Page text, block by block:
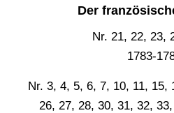
Der
Nr. 21, 22, 23,
1783-
Nr. 3, 4, 5, 6, 7, 10, 11, 15,
26, 27, 28, 30, 31, 32,